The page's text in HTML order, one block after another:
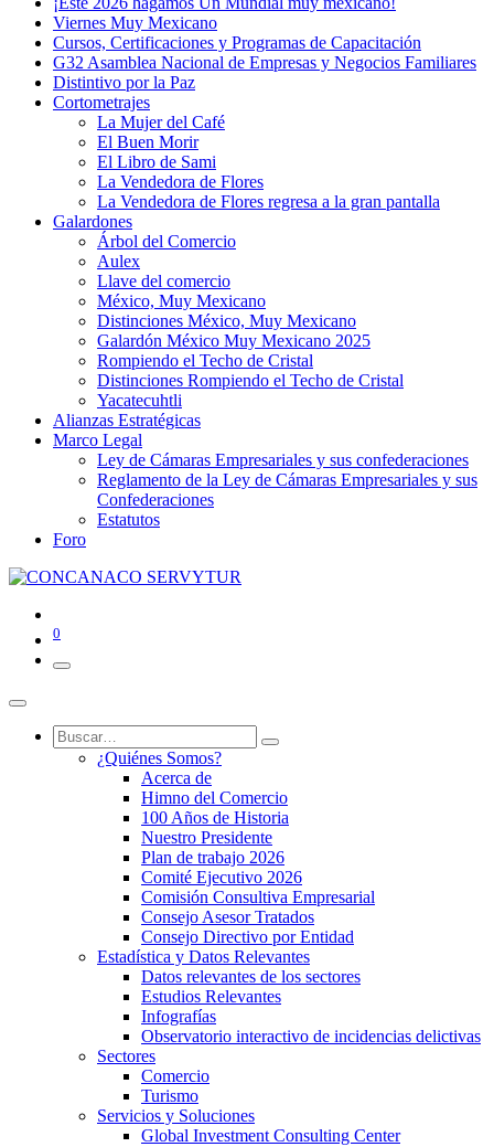
Viernes Muy Mexicano
Cursos, Certificaciones y Programas de Capacitación
G32 Asamblea Nacional de Empresas y Negocios Familiares
Distintivo por la Paz
Cortometrajes
La Mujer del Café
El Buen Morir
El Libro de Sami
La Vendedora de Flores
La Vendedora de Flores regresa a la gran pantalla
Galardones
Árbol del Comercio
Aulex
Llave del comercio
México, Muy Mexicano
Distinciones México, Muy Mexicano
Galardón México Muy Mexicano 2025
Rompiendo el Techo de Cristal
Distinciones Rompiendo el Techo de Cristal
Yacatecuhtli
Alianzas Estratégicas
Marco Legal
Ley de Cámaras Empresariales y sus confederaciones
Reglamento de la Ley de Cámaras Empresariales y sus
Confederaciones
Estatutos
Foro
0
¿Quiénes Somos?
Acerca de
Himno del Comercio
100 Años de Historia
Nuestro Presidente
Plan de trabajo 2026
Comité Ejecutivo 2026
Comisión Consultiva Empresarial
Consejo Asesor Tratados
Consejo Directivo por Entidad
Estadística y Datos Relevantes
Datos relevantes de los sectores
Estudios Relevantes
Infografías
Observatorio interactivo de incidencias delictivas
Sectores
Comercio
Turismo
Servicios y Soluciones
Global Investment Consulting Center